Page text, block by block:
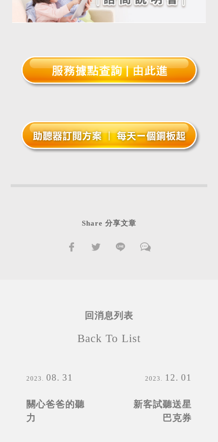
Share 分享文章
2023 08 31
關心爸爸的聽
力
回消息列表
Back To List
2023 12 01
新客試聽送星
巴克券